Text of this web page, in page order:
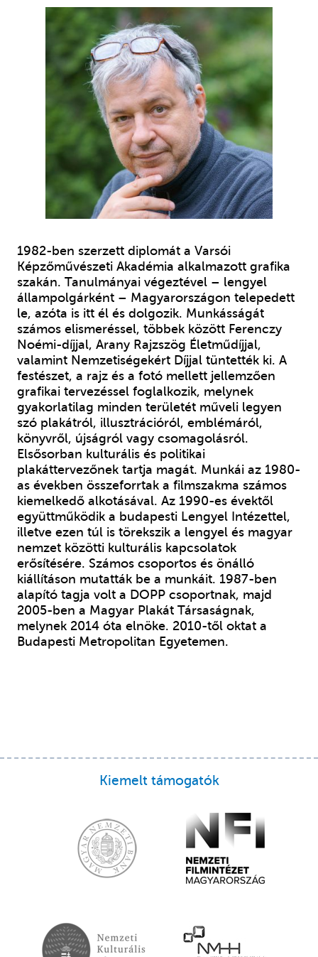
1982-ben szerzett diplomát a Varsói
Képzőművészeti Akadémia alkalmazott grafika
szakán. Tanulmányai végeztével – lengyel
állampolgárként – Magyarországon telepedett
le, azóta is itt él és dolgozik. Munkásságát
számos elismeréssel, többek között Ferenczy
Noémi-díjjal, Arany Rajzszög Életműdíjjal,
valamint Nemzetiségekért Díjjal tüntették ki. A
festészet, a rajz és a fotó mellett jellemzően
grafikai tervezéssel foglalkozik, melynek
gyakorlatilag minden területét műveli legyen
szó plakátról, illusztrációról, emblémáról,
könyvről, újságról vagy csomagolásról.
Elsősorban kulturális és politikai
plakáttervezőnek tartja magát. Munkái az 1980-
as években összeforrtak a filmszakma számos
kiemelkedő alkotásával. Az 1990-es évektől
együttműködik a budapesti Lengyel Intézettel,
illetve ezen túl is törekszik a lengyel és magyar
nemzet közötti kulturális kapcsolatok
erősítésére. Számos csoportos és önálló
kiállításon mutatták be a munkáit. 1987-ben
alapító tagja volt a DOPP csoportnak, majd
2005-ben a Magyar Plakát Társaságnak,
melynek 2014 óta elnöke. 2010-től oktat a
Budapesti Metropolitan Egyetemen.
Kiemelt támogatók